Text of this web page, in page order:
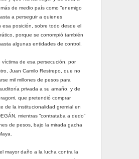
de medio país como “enemigo
a perseguir a quienes
esa posición, sobre todo desde el
porque se corrompió también
algunas entidades de control.
víctima de esa persecución, por
Juan Camilo Restrepo, que no
mil millones de pesos para
privada a su amaño, y de
que pretendió comprar
de la institucionalidad gremial en
mientras “contrataba a dedo”
de pesos, bajo la mirada gacha
mayor daño a la lucha contra la